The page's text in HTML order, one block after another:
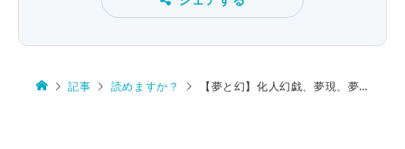
記事 読めますか？ 【夢と幻】化人幻戯、夢現、夢中遊行、邯鄲、華胥